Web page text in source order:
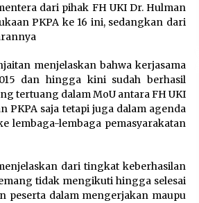
dari pihak FH UKI Dr. Hulman
PKPA ke 16 ini, sedangkan dari
menjelaskan bahwa kerjasama
dan hingga kini sudah berhasil
tertuang dalam MoU antara FH UKI
PKPA saja tetapi juga dalam agenda
lembaga-lembaga pemasyarakatan
dari tingkat keberhasilan
tidak mengikuti hingga selesai
peserta dalam mengerjakan maupu